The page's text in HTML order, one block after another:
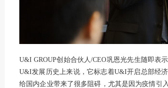
U&I GROUP创始合伙人/CEO巩恩光先生随即表
U&I发展历史上来说，它标志着U&I开启总部经
给国内企业带来了很多阻碍，尤其是因为疫情引